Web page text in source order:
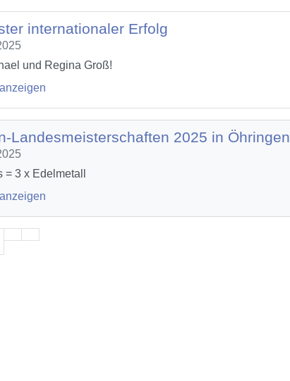
internationaler Erfolg
und Regina Groß!
Landesmeisterschaften 2025 in Öhringen
= 3 x Edelmetall